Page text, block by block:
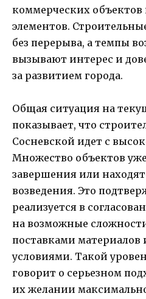
коммерческих
элементов.
без перерыва, а темпы
вызывают интерес и
за развитием города.
Общая ситуация на
показывает, что
Сосневской идет с
Множество объектов
завершения или
возведения. Это
реализуется в
на возможные
поставками
условиями. Такой
говорит о серьезном
их желании